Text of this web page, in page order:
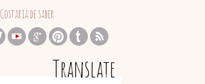
Gostaria de saber
Translate